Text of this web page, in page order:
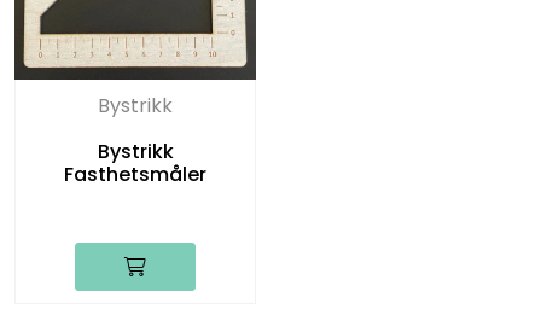
Bystrikk
Bystrikk
Fasthetsmåler